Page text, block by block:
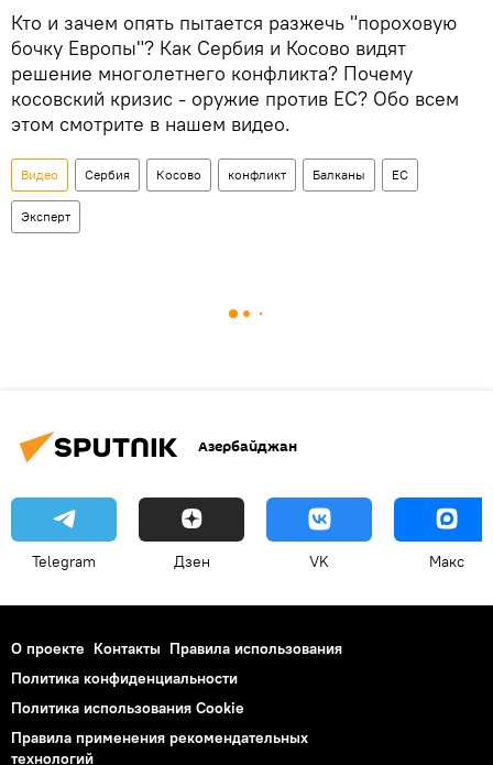
Кто и зачем опять пытается разжечь "пороховую
бочку Европы"? Как Сербия и Косово видят
решение многолетнего конфликта? Почему
косовский кризис - оружие против ЕС? Обо всем
этом смотрите в нашем видео.
Видео Сербия Косово конфликт Балканы ЕС
Эксперт
Азербайджан
Telegram Дзен VK Макс
О проекте Контакты Правила использования
Политика конфиденциальности
Политика использования Cookie
Правила применения рекомендательных
технологий